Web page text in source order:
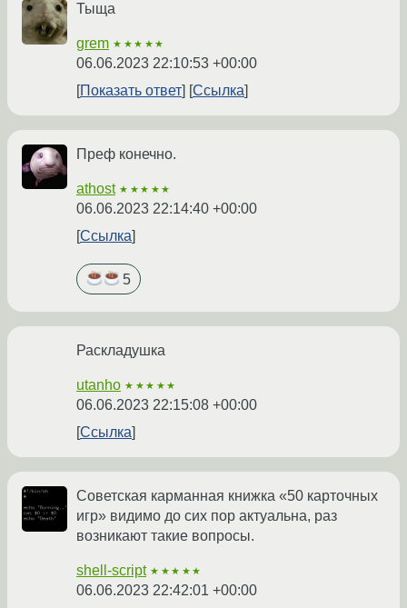
Тыща
grem ★★★★★
06.06.2023 22:10:53 +00:00
Показать ответ
Ссылка
Преф конечно.
athost ★★★★★
06.06.2023 22:14:40 +00:00
Ссылка
5
Раскладушка
utanho ★★★★★
06.06.2023 22:15:08 +00:00
Ссылка
Советская карманная книжка «50 карточных
игр» видимо до сих пор актуальна, раз
возникают такие вопросы.
shell-script ★★★★★
06.06.2023 22:42:01 +00:00